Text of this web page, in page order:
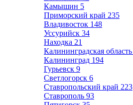
Камышин 5
Приморский край 235
Владивосток 148
Уссурийск 34
Находка 21
Калининградская область
Калининград 194
Гурьевск 9
Светлогорск 6
Ставропольский край 223
Ставрополь 93